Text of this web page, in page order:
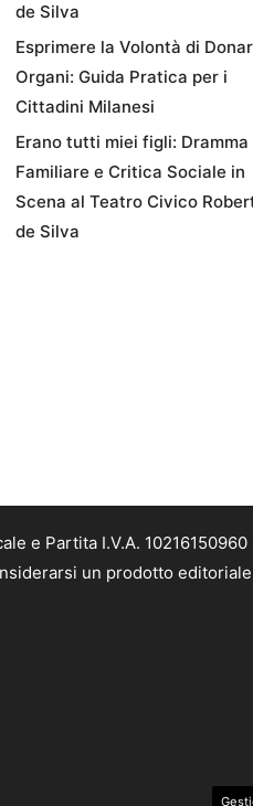
de Silva
Esprimere la Volontà di
Organi: Guida Pratica per i
Cittadini Milanesi
Erano tutti miei figli: Dramma
Familiare e Critica Sociale in
Scena al Teatro Civico
de Silva
e Partita I.V.A. 10216150960
un prodotto